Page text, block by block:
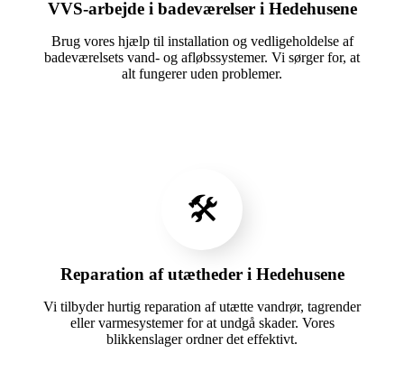
VVS-arbejde i badeværelser i Hedehusene
Brug vores hjælp til installation og vedligeholdelse af
badeværelsets vand- og afløbssystemer. Vi sørger for, at
alt fungerer uden problemer.
🛠️
Reparation af utætheder i Hedehusene
Vi tilbyder hurtig reparation af utætte vandrør, tagrender
eller varmesystemer for at undgå skader. Vores
blikkenslager ordner det effektivt.